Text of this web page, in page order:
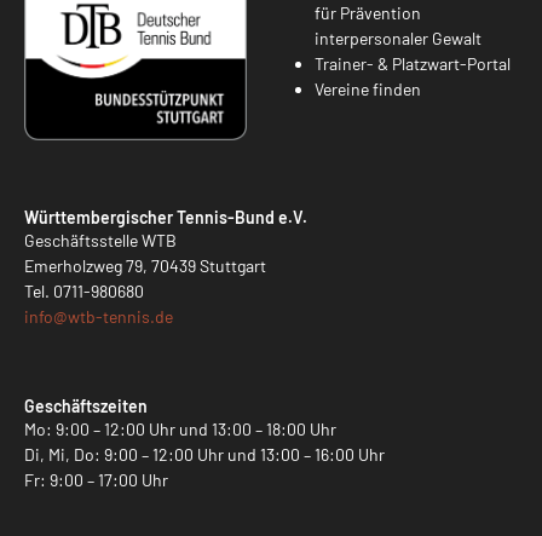
für Prävention
interpersonaler Gewalt
Trainer- & Platzwart-Portal
Vereine finden
Württembergischer Tennis-Bund e.V.
Geschäftsstelle WTB
Emerholzweg 79, 70439 Stuttgart
Tel. 0711-980680
info@wtb-tennis.de
Geschäftszeiten
Mo: 9:00 – 12:00 Uhr und 13:00 – 18:00 Uhr
Di, Mi, Do: 9:00 – 12:00 Uhr und 13:00 – 16:00 Uhr
Fr: 9:00 – 17:00 Uhr